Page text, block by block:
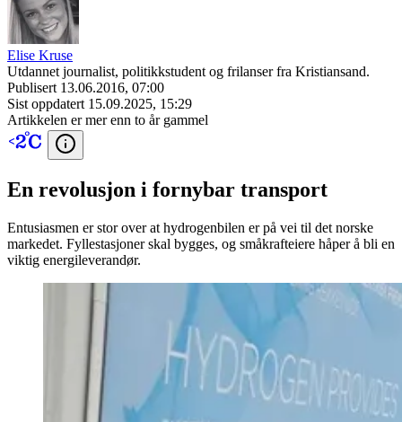
Elise Kruse
Utdannet journalist, politikkstudent og frilanser fra Kristiansand.
Publisert 13.06.2016, 07:00
Sist oppdatert 15.09.2025, 15:29
Artikkelen er mer enn to år gammel
En revolusjon i fornybar transport
Entusiasmen er stor over at hydrogenbilen er på vei til det norske
markedet. Fyllestasjoner skal bygges, og småkrafteiere håper å bli en
viktig energileverandør.